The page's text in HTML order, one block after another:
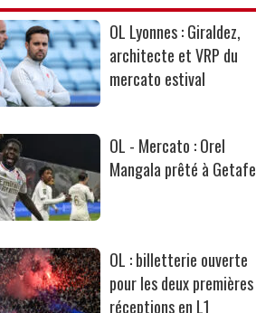
OL Lyonnes : Giraldez,
architecte et VRP du
mercato estival
OL - Mercato : Orel
Mangala prêté à Getafe
OL : billetterie ouverte
pour les deux premières
réceptions en L1